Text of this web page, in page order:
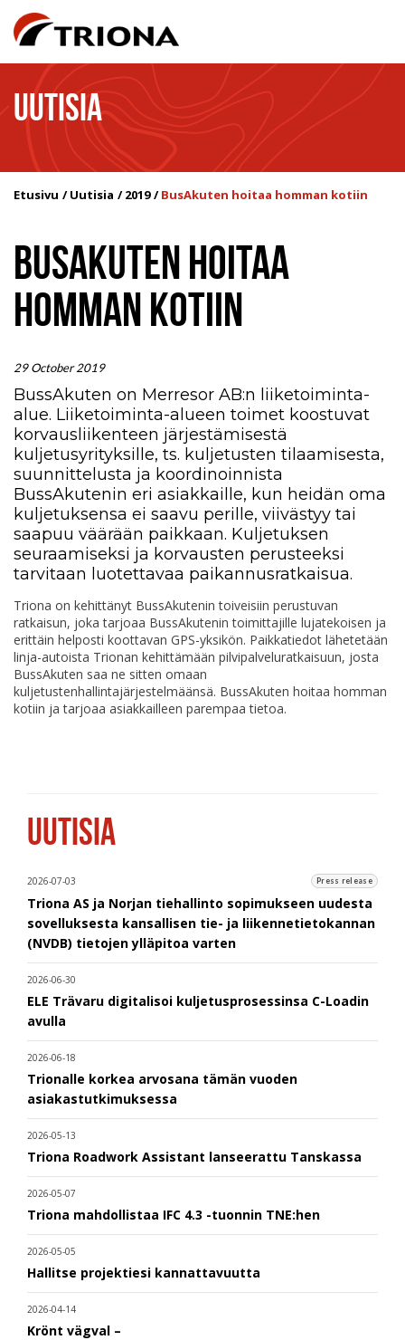
UUTISIA
Etusivu Uutisia 2019 BusAkuten hoitaa homman kotiin
BUSAKUTEN HOITAA
HOMMAN KOTIIN
29 October 2019
BussAkuten on Merresor AB:n liiketoiminta-
alue. Liiketoiminta-alueen toimet koostuvat
korvausliikenteen järjestämisestä
kuljetusyrityksille, ts. kuljetusten tilaamisesta,
suunnittelusta ja koordinoinnista
BussAkutenin eri asiakkaille, kun heidän oma
kuljetuksensa ei saavu perille, viivästyy tai
saapuu väärään paikkaan. Kuljetuksen
seuraamiseksi ja korvausten perusteeksi
tarvitaan luotettavaa paikannusratkaisua.
Triona on kehittänyt BussAkutenin toiveisiin perustuvan
ratkaisun, joka tarjoaa BussAkutenin toimittajille lujatekoisen ja
erittäin helposti koottavan GPS-yksikön. Paikkatiedot lähetetään
linja-autoista Trionan kehittämään pilvipalveluratkaisuun, josta
BussAkuten saa ne sitten omaan
kuljetustenhallintajärjestelmäänsä. BussAkuten hoitaa homman
kotiin ja tarjoaa asiakkailleen parempaa tietoa.
UUTISIA
2026-07-03 Press release
Triona AS ja Norjan tiehallinto sopimukseen uudesta
sovelluksesta kansallisen tie- ja liikennetietokannan
(NVDB) tietojen ylläpitoa varten
2026-06-30
ELE Trävaru digitalisoi kuljetusprosessinsa C-Loadin
avulla
2026-06-18
Trionalle korkea arvosana tämän vuoden
asiakastutkimuksessa
2026-05-13
Triona Roadwork Assistant lanseerattu Tanskassa
2026-05-07
Triona mahdollistaa IFC 4.3 -tuonnin TNE:hen
2026-05-05
Hallitse projektiesi kannattavuutta
2026-04-14
Krönt vägval –